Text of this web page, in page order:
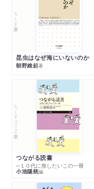
ちくま新書
昆虫はなぜ海にいないのか
朝野維起著
ちくまプリマー新書
つながる読書
─１０代に推したいこの一冊
小池陽慈編